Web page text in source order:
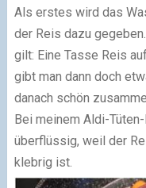
Als erstes wird das
der Reis dazu
gilt: Eine Tasse Reis
gibt man dann doch
danach schön
Bei meinem Aldi-
überflüssig, weil der
klebrig ist.